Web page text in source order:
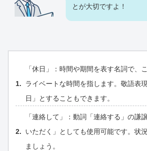
とが大切ですよ！
「休日」：時間や期間を表す名詞で、
ライベートな時間を指します。敬語表
日」とすることもできます。
「連絡して」：動詞「連絡する」の謙
いただく」としても使用可能です。状
ましょう。